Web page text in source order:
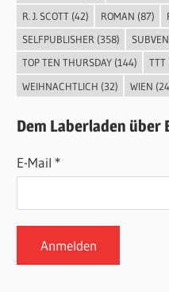
R. J. SCOTT(42) ROMAN (87)
SELFPUBLISHER (358)
TOP TEN THURSDAY(144) TTT
WEIHNACHTLICH (32) WIEN
Dem Laberladen über
E-Mail *